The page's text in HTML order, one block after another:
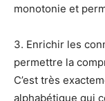
monotonie et
3. Enrichir les
permettre la
C’est très
alphabétique qui